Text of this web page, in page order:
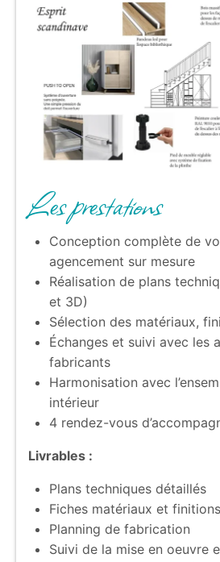
Les prestations
Conception complète de
agencement sur mesure
Réalisation de plans
et 3D)
Sélection des matériaux,
Échanges et suivi avec les
fabricants
Harmonisation avec
intérieur
4 rendez-vous
Livrables :
Plans techniques détaillés
Fiches matériaux et finitions
Planning de fabrication
Suivi de la mise en oeuvre